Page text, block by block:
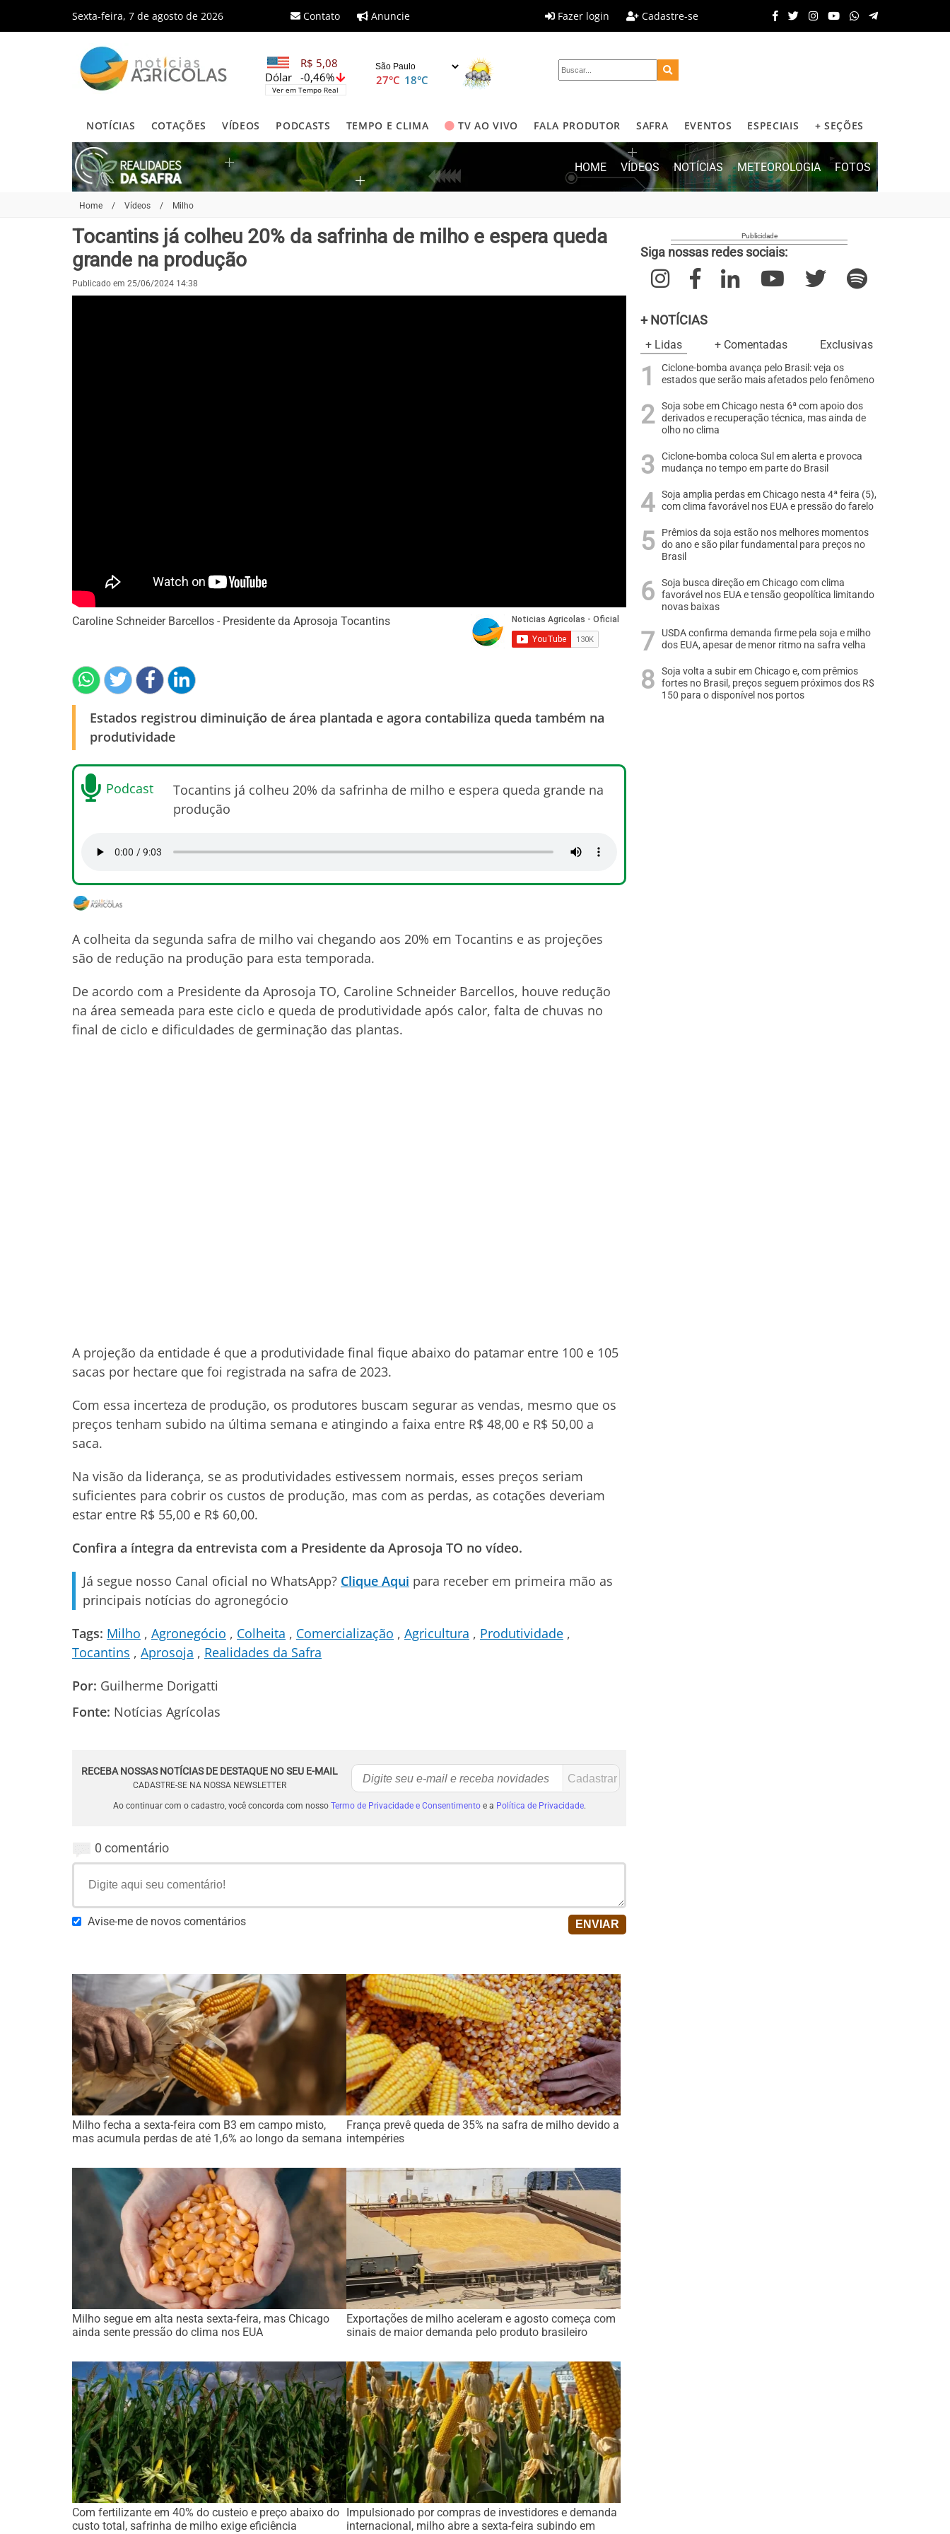
Sexta-feira, 7 de agosto de 2026 Contato Anuncie Fazer login Cadastre-se
R$ 5,08
-0,46%
Dólar
Ver em Tempo Real
27°C 18°C
NOTÍCIAS COTAÇÕES VÍDEOS PODCASTS TEMPO E CLIMA TV AO VIVO FALA PRODUTOR SAFRA EVENTOS ESPECIAIS + SEÇÕES
HOME VÍDEOS NOTÍCIAS METEOROLOGIA FOTOS
Home / Vídeos / Milho
Tocantins já colheu 20% da safrinha de milho e espera queda
grande na produção
Publicado em 25/06/2024 14:38
Caroline Schneider Barcellos - Presidente da Aprosoja Tocantins
Estados registrou diminuição de área plantada e agora contabiliza queda também na
produtividade
Podcast
Tocantins já colheu 20% da safrinha de milho e espera queda grande na
produção
A colheita da segunda safra de milho vai chegando aos 20% em Tocantins e as projeções
são de redução na produção para esta temporada.
De acordo com a Presidente da Aprosoja TO, Caroline Schneider Barcellos, houve redução
na área semeada para este ciclo e queda de produtividade após calor, falta de chuvas no
final de ciclo e dificuldades de germinação das plantas.
A projeção da entidade é que a produtividade final fique abaixo do patamar entre 100 e 105
sacas por hectare que foi registrada na safra de 2023.
Com essa incerteza de produção, os produtores buscam segurar as vendas, mesmo que os
preços tenham subido na última semana e atingindo a faixa entre R$ 48,00 e R$ 50,00 a
saca.
Na visão da liderança, se as produtividades estivessem normais, esses preços seriam
suficientes para cobrir os custos de produção, mas com as perdas, as cotações deveriam
estar entre R$ 55,00 e R$ 60,00.
Confira a íntegra da entrevista com a Presidente da Aprosoja TO no vídeo.
Já segue nosso Canal oficial no WhatsApp? Clique Aqui para receber em primeira mão as
principais notícias do agronegócio
Tags: Milho Agronegócio Colheita Comercialização Agricultura
Produtividade
Tocantins
Aprosoja
Realidades da Safra
Por: Guilherme Dorigatti
Fonte: Notícias Agrícolas
RECEBA NOSSAS NOTÍCIAS DE DESTAQUE NO SEU E-MAIL
CADASTRE-SE NA NOSSA NEWSLETTER
Ao continuar com o cadastro, você concorda com nosso Termo de Privacidade e Consentimentoe a Política de Privacidade.
0 comentário
Avise-me de novos comentários
Milho fecha a sexta-feira com B3 em campo misto,
mas acumula perdas de até 1,6% ao longo da semana
França prevê queda de 35% na safra de milho devido a
intempéries
Milho segue em alta nesta sexta-feira, mas Chicago
ainda sente pressão do clima nos EUA
Exportações de milho aceleram e agosto começa com
sinais de maior demanda pelo produto brasileiro
Com fertilizante em 40% do custeio e preço abaixo do
custo total, safrinha de milho exige eficiência
Impulsionado por compras de investidores e demanda
internacional, milho abre a sexta-feira subindo em
Siga nossas redes sociais:
+ NOTÍCIAS
+ Lidas + Comentadas Exclusivas
Ciclone-bomba avança pelo Brasil: veja os
estados que serão mais afetados pelo fenômeno
Soja sobe em Chicago nesta 6ª com apoio dos
derivados e recuperação técnica, mas ainda de
olho no clima
Ciclone-bomba coloca Sul em alerta e provoca
mudança no tempo em parte do Brasil
Soja amplia perdas em Chicago nesta 4ª feira (5),
com clima favorável nos EUA e pressão do farelo
Prêmios da soja estão nos melhores momentos
do ano e são pilar fundamental para preços no
Brasil
Soja busca direção em Chicago com clima
favorável nos EUA e tensão geopolítica limitando
novas baixas
USDA confirma demanda firme pela soja e milho
dos EUA, apesar de menor ritmo na safra velha
Soja volta a subir em Chicago e, com prêmios
fortes no Brasil, preços seguem próximos dos R$
150 para o disponível nos portos